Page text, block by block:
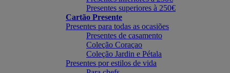
Presentes superiores à 250€
Cartão Presente
Presentes para todas as ocasiões
Presentes de casamento
Coleção Coraçao
Coleção Jardin e Pétala
Presentes por estilos de vida